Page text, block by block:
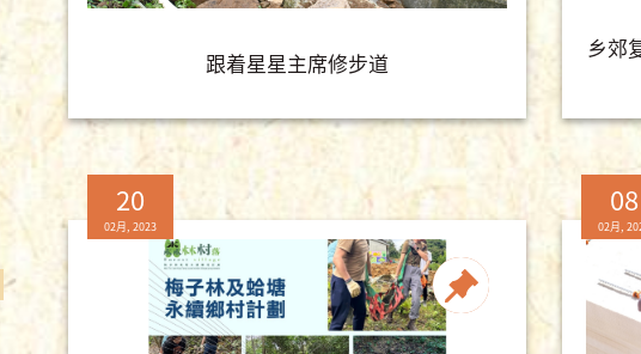
跟着星星主席修步道
乡郊
20
02月, 2023
08
02月,